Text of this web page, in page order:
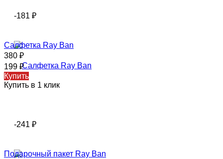
-181 ₽
Салфетка Ray Ban
380 ₽
199 ₽
Купить
Купить в 1 клик
-241 ₽
Подарочный пакет Ray Ban